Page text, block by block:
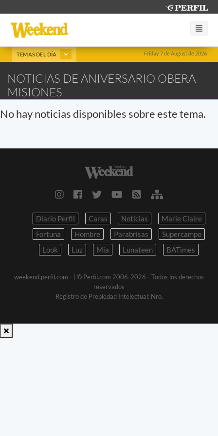
Friday 7 de August de 2026
TEMAS DEL DÍA
NOTICIAS DE ANIVERSARIO OBERA
MISIONES
No hay noticias disponibles sobre este tema.
Diario Perfil Caras Noticias
Marie Claire
Fortuna
Hombre Parabrisas
Supercampo
Look
Luz Mia Lunateen BATimes
weekend.perfil.com -
| © Perfil.com 2006-2026 - Todos los derechos
reservados
Registro de Propiedad Intelectual: Nro.